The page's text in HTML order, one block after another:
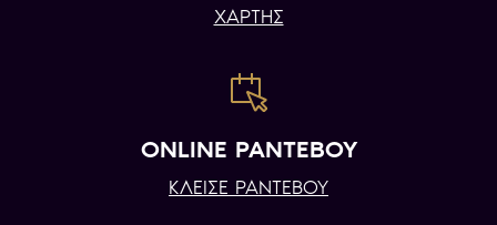
ΧΑΡΤΗΣ
ONLINE ΡΑΝΤΕΒΟΥ
ΚΛΕΙΣΕ ΡΑΝΤΕΒΟΥ